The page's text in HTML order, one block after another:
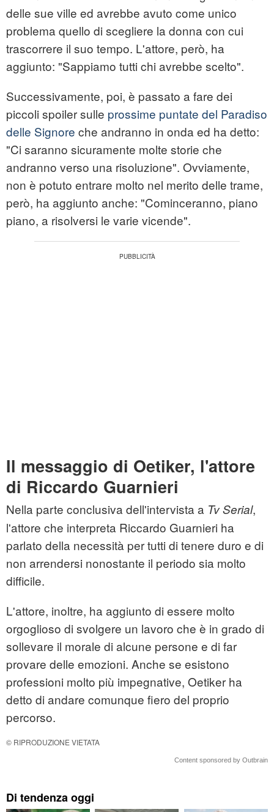
delle sue ville ed avrebbe avuto come unico
problema quello di scegliere la donna con cui
trascorrere il suo tempo. L'attore, però, ha
aggiunto: "Sappiamo tutti chi avrebbe scelto".
Successivamente, poi, è passato a fare dei
piccoli spoiler sulle prossime puntate del Paradiso
delle Signore che andranno in onda ed ha detto:
"Ci saranno sicuramente molte storie che
andranno verso una risoluzione". Ovviamente,
non è potuto entrare molto nel merito delle trame,
però, ha aggiunto anche: "Cominceranno, piano
piano, a risolversi le varie vicende".
Il messaggio di Oetiker, l'attore
di Riccardo Guarnieri
Nella parte conclusiva dell'intervista a Tv Serial,
l'attore che interpreta Riccardo Guarnieri ha
parlato della necessità per tutti di tenere duro e di
non arrendersi nonostante il periodo sia molto
difficile.
L'attore, inoltre, ha aggiunto di essere molto
orgoglioso di svolgere un lavoro che è in grado di
sollevare il morale di alcune persone e di far
provare delle emozioni. Anche se esistono
professioni molto più impegnative, Oetiker ha
detto di andare comunque fiero del proprio
percorso.
© RIPRODUZIONE VIETATA
Content sponsored by Outbrain
Di tendenza oggi